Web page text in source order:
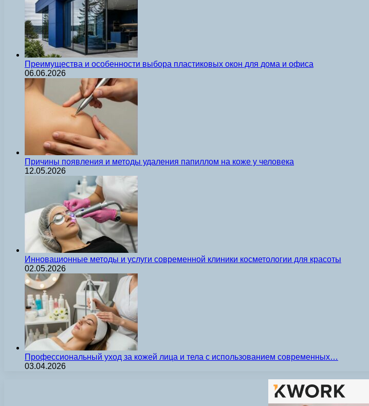
Преимущества и особенности выбора пластиковых окон для дома и офиса
06.06.2026
Причины появления и методы удаления папиллом на коже у человека
12.05.2026
Инновационные методы и услуги современной клиники косметологии для красоты
02.05.2026
Профессиональный уход за кожей лица и тела с использованием современных…
03.04.2026